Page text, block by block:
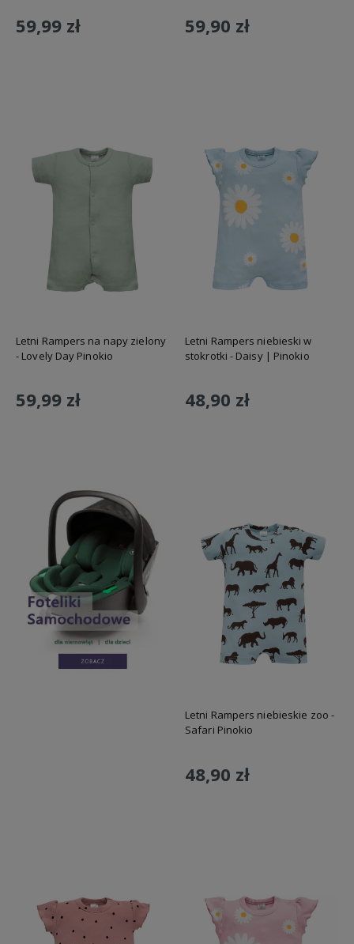
59,99 zł 59,90 zł
Letni Rampers na napy zielony
- Lovely Day Pinokio
59,99 zł
Letni Rampers niebieski w
stokrotki - Daisy | Pinokio
48,90 zł
Letni Rampers niebieskie zoo -
Safari Pinokio
48,90 zł